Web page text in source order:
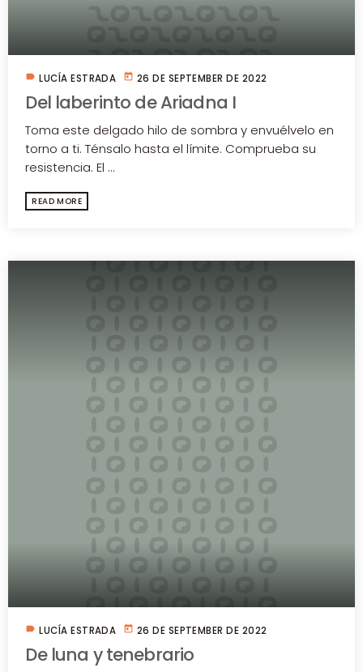
label LUCÍA ESTRADA today 26 DE SEPTEMBER DE 2022
Del laberinto de Ariadna I
Toma este delgado hilo de sombra y envuélvelo en
torno a ti. Ténsalo hasta el límite. Comprueba su
resistencia. El ...
READ MORE
label LUCÍA ESTRADA today 26 DE SEPTEMBER DE 2022
De luna y tenebrario